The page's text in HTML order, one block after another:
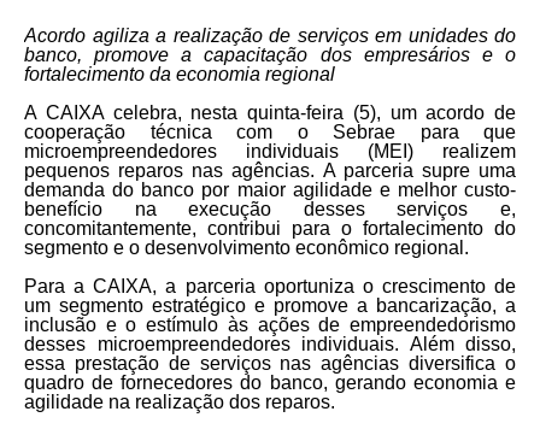
Acordo agiliza a realização de serviços em unidades do
banco, promove a capacitação dos empresários e o
fortalecimento da economia regional
A CAIXA celebra, nesta quinta-feira (5), um acordo de
cooperação técnica com o Sebrae para que
microempreendedores individuais (MEI) realizem
pequenos reparos nas agências. A parceria supre uma
demanda do banco por maior agilidade e melhor custo-
benefício na execução desses serviços e,
concomitantemente, contribui para o fortalecimento do
segmento e o desenvolvimento econômico regional.
Para a CAIXA, a parceria oportuniza o crescimento de
um segmento estratégico e promove a bancarização, a
inclusão e o estímulo às ações de empreendedorismo
desses microempreendedores individuais. Além disso,
essa prestação de serviços nas agências diversifica o
quadro de fornecedores do banco, gerando economia e
agilidade na realização dos reparos.